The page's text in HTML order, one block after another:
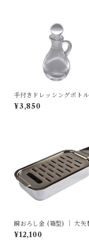
手付きドレッシングボトル
(小) ｜ 廣田硝子
¥3,850
銅おろし金 (箱型) ｜ 大矢
所
¥12,100